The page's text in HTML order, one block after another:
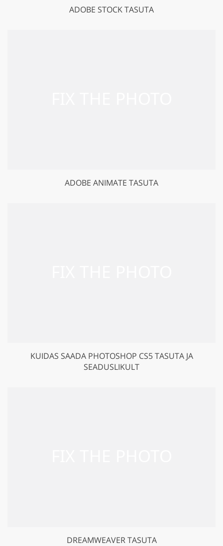
ADOBE STOCK TASUTA
ADOBE ANIMATE TASUTA
KUIDAS SAADA PHOTOSHOP CS5 TASUTA JA
SEADUSLIKULT
DREAMWEAVER TASUTA